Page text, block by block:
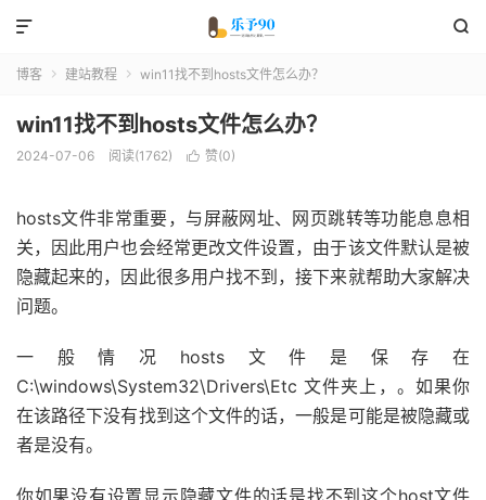


博客  建站教程  win11找不到hosts文件怎么办？
win11找不到hosts文件怎么办？
2024-07-06 阅读(1762)  赞(0)
hosts文件非常重要，与屏蔽网址、网页跳转等功能息息相
关，因此用户也会经常更改文件设置，由于该文件默认是被
隐藏起来的，因此很多用户找不到，接下来就帮助大家解决
问题。
一般情况hosts文件是保存在
C:\windows\System32\Drivers\Etc 文件夹上，。如果你
在该路径下没有找到这个文件的话，一般是可能是被隐藏或
者是没有。
你如果没有设置显示隐藏文件的话是找不到这个host文件